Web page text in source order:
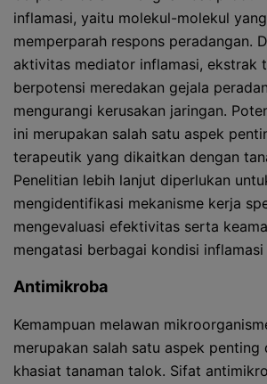
inflamasi, yaitu molekul-molekul
memperparah respons peradangan.
aktivitas mediator inflamasi, ekstrak
berpotensi meredakan gejala
mengurangi kerusakan jaringan.
ini merupakan salah satu aspek
terapeutik yang dikaitkan dengan
Penelitian lebih lanjut diperlukan
mengidentifikasi mekanisme kerja
mengevaluasi efektivitas serta
mengatasi berbagai kondisi inflamasi
Antimikroba
Kemampuan melawan
merupakan salah satu aspek penting
khasiat tanaman talok. Sifat